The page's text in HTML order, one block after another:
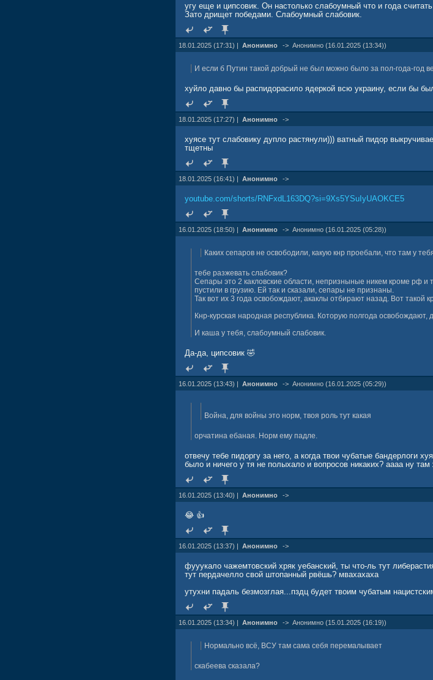
угу еще и ципсовик. Он настолько слабоумный что и года
Зато дрищет победами. Слабоумный слабовик.
18.01.2025 (17:31) | Анонимно -> Анонимно (16.01.2025 (13:34))
И если б Путин такой добрый не был можно было за пол-года-год
хуйло давно бы распидорасило ядеркой всю украину, если бы
18.01.2025 (17:27) | Анонимно ->
хуясе тут слабовику дупло растянули))) ватный пидор
тщетны
18.01.2025 (16:41) | Анонимно ->
youtube.com/shorts/RNFxdL163DQ?si=9Xs5YSuIyUAOKCE5
16.01.2025 (18:50) | Анонимно -> Анонимно (16.01.2025 (05:28))
Каких сепаров не освободили, какую кнр проебали, что там у
тебе разжевать слабовик?
Сепары это 2 какловские области, непризныные никем кроме рф и
пустили в грузию. Ей так и сказали, сепары не признаны.
Так вот их 3 года освобождают, акаклы отбирают назад. Вот такой
Кнр-курская народная республика. Которую полгода освобождают,
И каша у тебя, слабоумный слабовик.
Да-да, ципсовик 🤣
16.01.2025 (13:43) | Анонимно -> Анонимно (16.01.2025 (05:29))
Война, для войны это норм, твоя роль тут какая
орчатина ебаная. Норм ему падле.
отвечу тебе пидоргу за него, а когда твои чубатые бандерлоги
было и ничего у тя не полыхало и вопросов никаких? аааа ну
16.01.2025 (13:40) | Анонимно ->
😂 👍
16.01.2025 (13:37) | Анонимно ->
фууукало чажемтовский хряк уебанский, ты что-ль тут
тут пердачелло свой штопанный рвёшь? мвахахаха
утухни падаль безмозглая...пздц будет твоим чубатым
16.01.2025 (13:34) | Анонимно -> Анонимно (15.01.2025 (16:19))
Нормально всё, ВСУ там сама себя перемалывает
скабеева сказала?